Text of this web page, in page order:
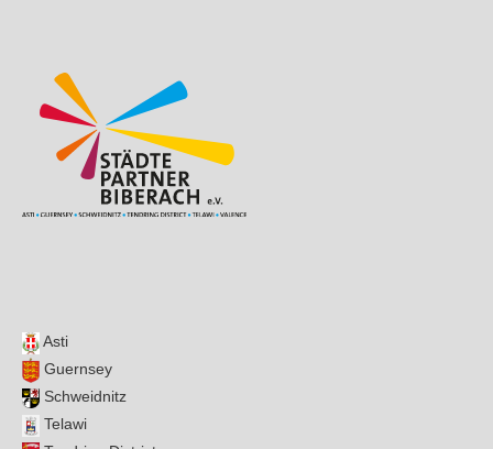
Asti
Guernsey
Schweidnitz
Telawi